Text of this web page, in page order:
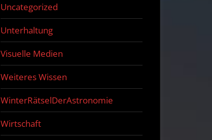
Uncategorized
Unterhaltung
Visuelle Medien
Weiteres Wissen
WinterRätselDerAstronomie
Wirtschaft